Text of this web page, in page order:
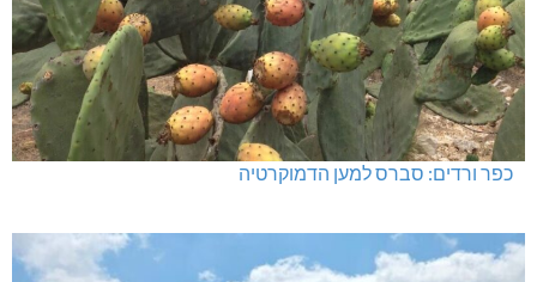
כפר ורדים: סברס למען הדמוקרטיה